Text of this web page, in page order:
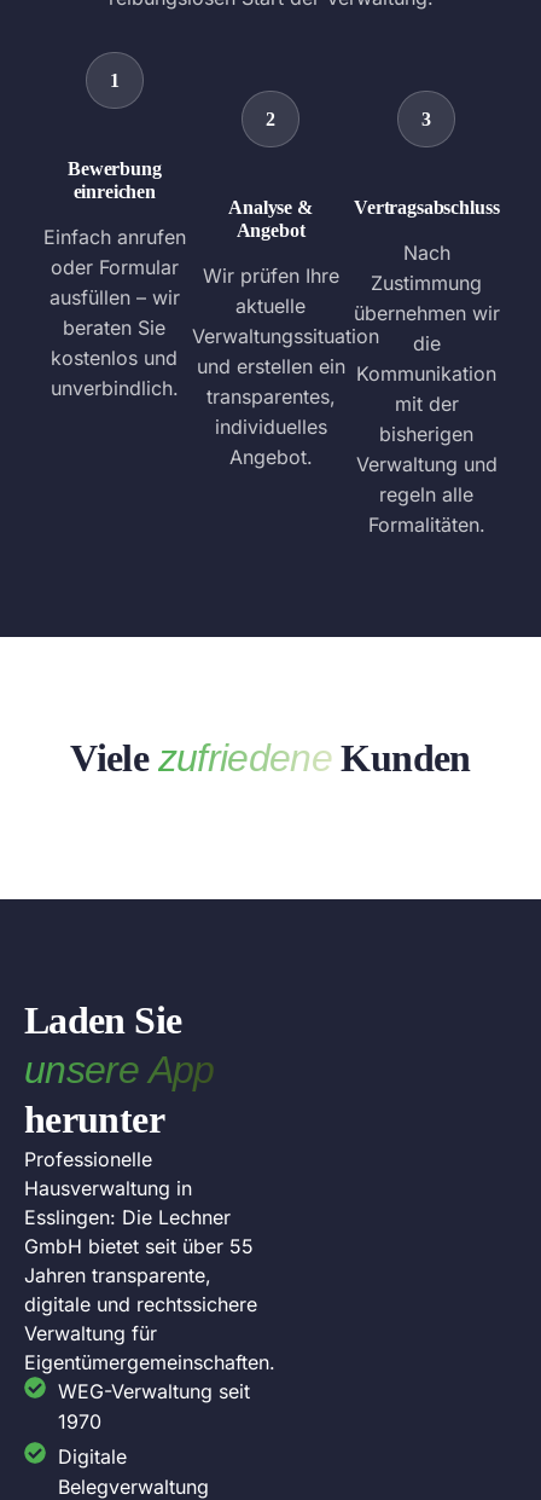
1
Bewerbung
einreichen
Einfach anrufen
oder Formular
ausfüllen – wir
beraten Sie
kostenlos und
unverbindlich.
2
Analyse &
Angebot
Wir prüfen Ihre
aktuelle
Verwaltungssituation
und erstellen ein
transparentes,
individuelles
Angebot.
3
Vertragsabschluss
Nach
Zustimmung
übernehmen wir
die
Kommunikation
mit der
bisherigen
Verwaltung und
regeln alle
Formalitäten.
Vielezufriedene Kunden
Laden Sie
unsere App
herunter
Professionelle
Hausverwaltung in
Esslingen: Die Lechner
GmbH bietet seit über 55
Jahren transparente,
digitale und rechtssichere
Verwaltung für
Eigentümergemeinschaften.
WEG-Verwaltung seit
1970
Digitale
Belegverwaltung